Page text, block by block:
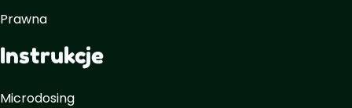
Prawna
Instrukcje
Microdosing